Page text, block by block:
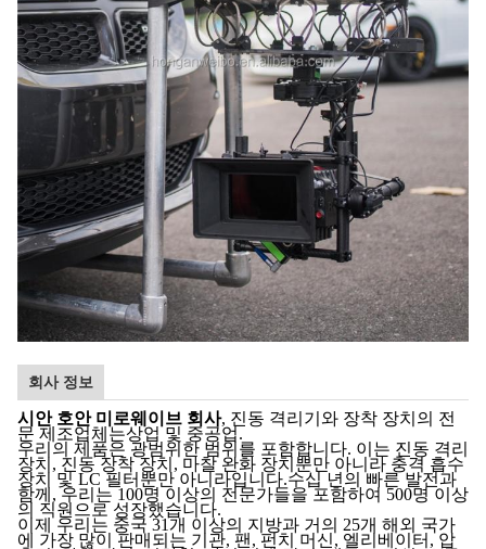
회사 정보
시안 호안 미로웨이브 회사, 진동 격리기와 장착 장치의 전
문 제조업체는상업 및 중공업.
우리의 제품은 광범위한 범위를 포함합니다. 이는 진동 격리
장치, 진동 장착 장치, 마찰 완화 장치뿐만 아니라 충격 흡수
장치 및 LC 필터뿐만 아니라입니다.수십 년의 빠른 발전과
함께, 우리는 100명 이상의 전문가들을 포함하여 500명 이상
의 직원으로 성장했습니다.
이제 우리는 중국 31개 이상의 지방과 거의 25개 해외 국가
에 가장 많이 판매되는 기관, 팬, 펀치 머신, 엘리베이터, 압